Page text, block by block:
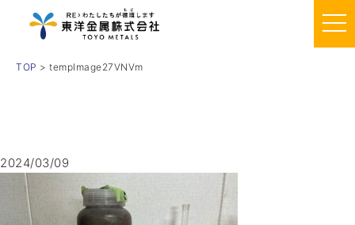
TOP > tempImage27VNVm
2024/03/09